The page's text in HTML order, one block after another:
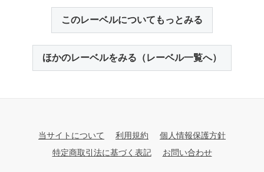
このレーベルについてもっとみる
ほかのレーベルをみる（レーベル一覧へ）
当サイトについて 利用規約
個人情報保護方針
特定商取引法に基づく表記
お問い合わせ